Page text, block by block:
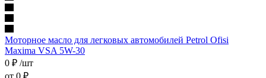
Моторное масло для легковых автомобилей Petrol Ofisi
Maxima VSA 5W-30
0 ₽ /шт
от 0 ₽